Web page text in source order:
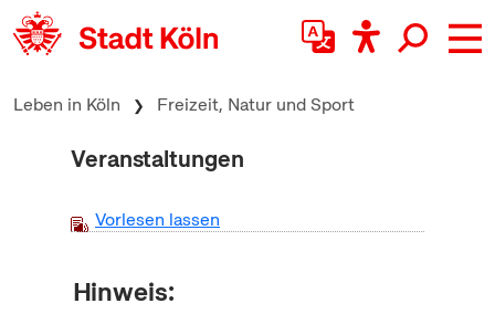
zum Inhalt springen
Leben in Köln Freizeit, Natur und Sport
Veranstaltungen
Vorlesen lassen
Hinweis: